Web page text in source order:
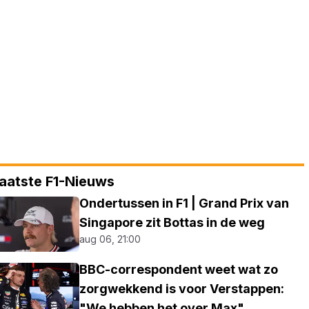
F1-Nieuws
Ondertussen in F1 | Grand Prix van
Singapore zit Bottas in de weg
aug 06, 21:00
BBC-correspondent weet wat zo
zorgwekkend is voor Verstappen: